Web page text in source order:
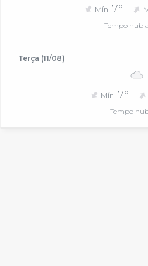
Mín. 7°
Tempo
Terça (11/08)
Mín. 7°
Tempo